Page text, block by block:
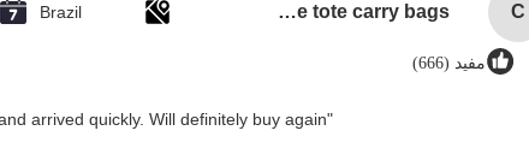
C
custom single bottle packaging paper wine gift glass bag 2 bottle black wine tote carry bags
Brazil
مفید (666)
"Great value for money. Works perfectly and arrived quickly. Will definitely buy again."